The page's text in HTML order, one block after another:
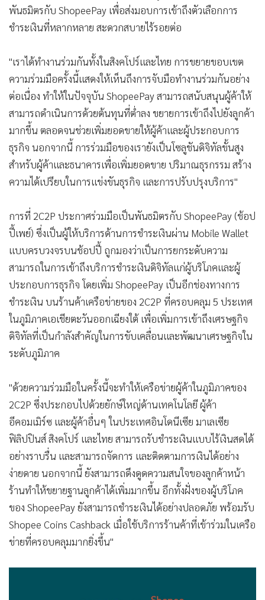
• จีน
• ชุมชน-คุณภาพชีวิต
• Motoring
• เกม
• วิทยาศาสตร์
• SMEs
• หุ้น
• อินโดจีน
• กองทุนรวม
Factcheck
•
ญี่ปุ่น
• News1
• Gotomanager
พันธมิตรกับ ShopeePay เพื่อส่งมอบการเข้าถึงตัวเลือกการ
ชำระเงินที่หลากหลาย สะดวกสบายไร้รอยต่อ
"เราได้ทำงานร่วมกันทั้งในสิงคโปร์และไทย การขยายขอบเขต
ความร่วมมือครั้งนี้แสดงให้เห็นถึงการจับมือทำงานร่วมกันอย่าง
ต่อเนื่อง ทำให้ในปัจจุบัน ShopeePay สามารถสนับสนุนผู้ค้าให้
สามารถดำเนินการด้วยต้นทุนที่ต่ำลง ขยายการเข้าถึงไปยังลูกค้า
มากขึ้น ตลอดจนช่วยเพิ่มยอดขายให้ผู้ค้าและผู้ประกอบการ
ธุรกิจ นอกจากนี้ การร่วมมือของเรายังเป็นโซลูชันดิจิทัลขั้นสูง
สำหรับผู้ค้าและธนาคารเพื่อเพิ่มยอดขาย ปริมาณธุรกรรม สร้าง
ความได้เปรียบในการแข่งขันธุรกิจ และการปรับปรุงบริการ"
การที่ 2C2P ประกาศร่วมมือเป็นพันธมิตรกับ ShopeePay (ช้อป
ปี้เพย์) ซึ่งเป็นผู้ให้บริการด้านการชำระเงินผ่าน Mobile Wallet
แบบครบวงจรบนช้อปปี้ ถูกมองว่าเป็นการยกระดับความ
สามารถในการเข้าถึงบริการชำระเงินดิจิทัลแก่ผู้บริโภคและผู้
ประกอบการธุรกิจ โดยเพิ่ม ShopeePay เป็นอีกช่องทางการ
ชำระเงิน บนร้านค้าเครือข่ายของ 2C2P ที่ครอบคลุม 5 ประเทศ
ในภูมิภาคเอเชียตะวันออกเฉียงใต้ เพื่อเพิ่มการเข้าถึงเศรษฐกิจ
ดิจิทัลที่เป็นกำลังสำคัญในการขับเคลื่อนและพัฒนาเศรษฐกิจใน
ระดับภูมิภาค
"ด้วยความร่วมมือในครั้งนี้จะทำให้เครือข่ายผู้ค้าในภูมิภาคของ
2C2P ซึ่งประกอบไปด้วยยักษ์ใหญ่ด้านเทคโนโลยี ผู้ค้า
อีคอมเมิร์ซ และผู้ค้าอื่นๆ ในประเทศอินโดนีเซีย มาเลเซีย
ฟิลิปปินส์ สิงคโปร์ และไทย สามารถรับชำระเงินแบบไร้เงินสดได้
อย่างราบรื่น และสามารถจัดการ และติดตามการเงินได้อย่าง
ง่ายดาย นอกจากนี้ ยังสามารถดึงดูดความสนใจของลูกค้าหน้า
ร้านทำให้ขยายฐานลูกค้าได้เพิ่มมากขึ้น อีกทั้งฝั่งของผู้บริโภค
ของ ShopeePay ยังสามารถชำระเงินได้อย่างปลอดภัย พร้อมรับ
Shopee Coins Cashback เมื่อใช้บริการร้านค้าที่เข้าร่วมในเครือ
ข่ายที่ครอบคลุมมากยิ่งขึ้น"